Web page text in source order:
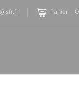
Panier - 0